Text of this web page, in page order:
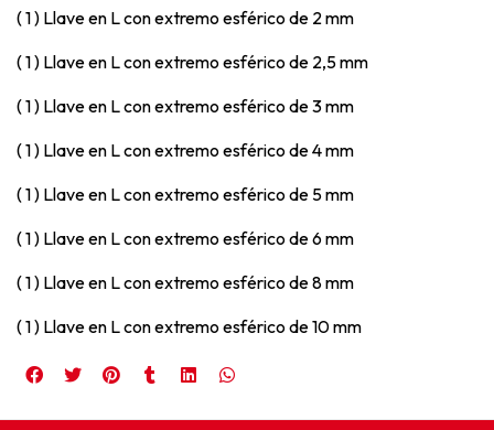
( 1 ) Llave en L con extremo esférico de 2 mm
( 1 ) Llave en L con extremo esférico de 2,5 mm
( 1 ) Llave en L con extremo esférico de 3 mm
( 1 ) Llave en L con extremo esférico de 4 mm
( 1 ) Llave en L con extremo esférico de 5 mm
( 1 ) Llave en L con extremo esférico de 6 mm
( 1 ) Llave en L con extremo esférico de 8 mm
( 1 ) Llave en L con extremo esférico de 10 mm